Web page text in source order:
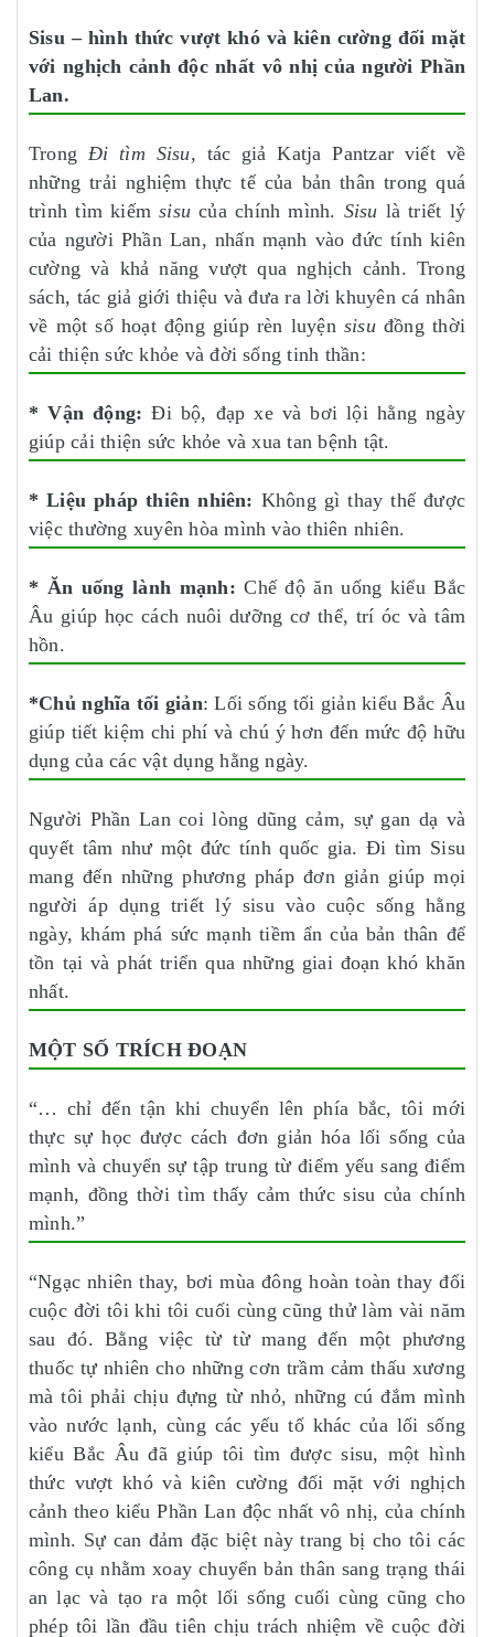
Sisu – hình thức vượt khó và kiên cường đối mặt
với nghịch cảnh độc nhất vô nhị của người Phần
Lan.
Trong Đi tìm Sisu, tác giả Katja Pantzar viết về
những trải nghiệm thực tế của bản thân trong quá
trình tìm kiếmsisu của chính mình. Sisu là triết lý
của người Phần Lan, nhấn mạnh vào đức tính kiên
cường và khả năng vượt qua nghịch cảnh. Trong
sách, tác giả giới thiệu và đưa ra lời khuyên cá nhân
về một số hoạt động giúp rèn luyện sisuđồng thời
cải thiện sức khỏe và đời sống tinh thần:
* Vận động: Đi bộ, đạp xe và bơi lội hằng ngày
giúp cải thiện sức khỏe và xua tan bệnh tật.
* Liệu pháp thiên nhiên: Không gì thay thế được
việc thường xuyên hòa mình vào thiên nhiên.
* Ăn uống lành mạnh: Chế độ ăn uống kiểu Bắc
Âu giúp học cách nuôi dưỡng cơ thể, trí óc và tâm
hồn.
*Chủ nghĩa tối giản: Lối sống tối giản kiểu Bắc Âu
giúp tiết kiệm chi phí và chú ý hơn đến mức độ hữu
dụng của các vật dụng hằng ngày.
Người Phần Lan coi lòng dũng cảm, sự gan dạ và
quyết tâm như một đức tính quốc gia. Đi tìm Sisu
mang đến những phương pháp đơn giản giúp mọi
người áp dụng triết lý sisu vào cuộc sống hằng
ngày, khám phá sức mạnh tiềm ẩn của bản thân để
tồn tại và phát triển qua những giai đoạn khó khăn
nhất.
MỘT SỐ TRÍCH ĐOẠN
“… chỉ đến tận khi chuyển lên phía bắc, tôi mới
thực sự học được cách đơn giản hóa lối sống của
mình và chuyển sự tập trung từ điểm yếu sang điểm
mạnh, đồng thời tìm thấy cảm thức sisu của chính
mình.”
“Ngạc nhiên thay, bơi mùa đông hoàn toàn thay đổi
cuộc đời tôi khi tôi cuối cùng cũng thử làm vài năm
sau đó. Bằng việc từ từ mang đến một phương
thuốc tự nhiên cho những cơn trầm cảm thấu xương
mà tôi phải chịu đựng từ nhỏ, những cú đắm mình
vào nước lạnh, cùng các yếu tố khác của lối sống
kiểu Bắc Âu đã giúp tôi tìm được sisu, một hình
thức vượt khó và kiên cường đối mặt với nghịch
cảnh theo kiểu Phần Lan độc nhất vô nhị, của chính
mình. Sự can đảm đặc biệt này trang bị cho tôi các
công cụ nhằm xoay chuyển bản thân sang trạng thái
an lạc và tạo ra một lối sống cuối cùng cũng cho
phép tôi lần đầu tiên chịu trách nhiệm về cuộc đời